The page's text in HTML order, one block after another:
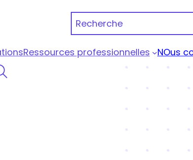
Recherche
Ressources professionnelles NOus